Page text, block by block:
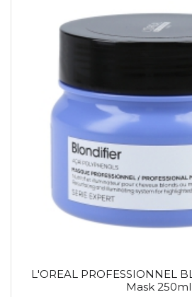
L'OREAL PROFESSIONNEL
Mask 250ml